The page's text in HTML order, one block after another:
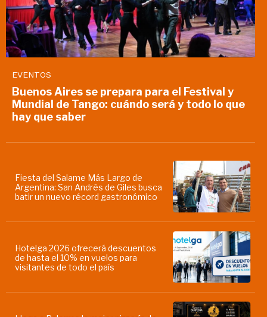
EVENTOS
Buenos Aires se prepara para el Festival y
Mundial de Tango: cuándo será y todo lo que
hay que saber
Fiesta del Salame Más Largo de
Argentina: San Andrés de Giles busca
batir un nuevo récord gastronómico
Hotelga 2026 ofrecerá descuentos
de hasta el 10% en vuelos para
visitantes de todo el país